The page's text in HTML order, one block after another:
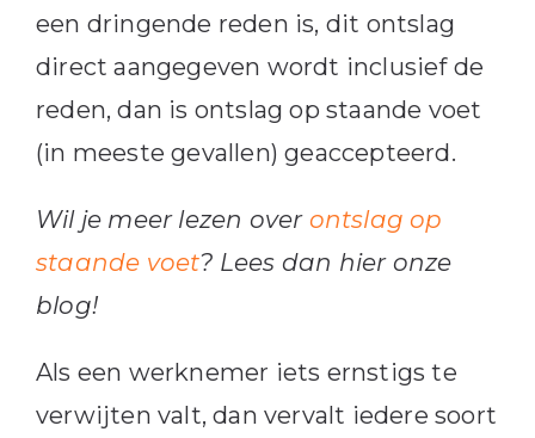
een dringende reden is, dit ontslag
direct aangegeven wordt inclusief de
reden, dan is ontslag op staande voet
(in meeste gevallen) geaccepteerd.
Wil je meer lezen over ontslag op
staande voet? Lees dan hier onze
blog!
Als een werknemer iets ernstigs te
verwijten valt, dan vervalt iedere soort